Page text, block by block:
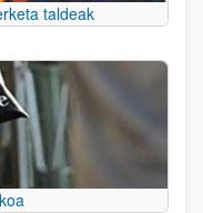
taldeak